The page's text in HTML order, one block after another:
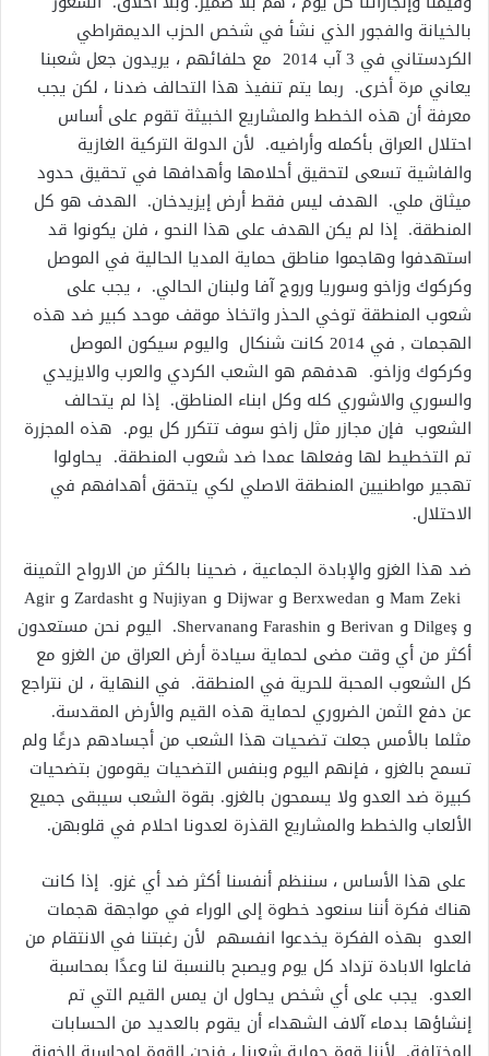
بالخيانة والفجور الذي نشأ في شخص الحزب الديمقراطي
الكردستاني في 3 آب 2014 مع حلفائهم ، يريدون جعل شعبنا
يعاني مرة أخرى. ربما يتم تنفيذ هذا التحالف ضدنا ، لكن يجب
معرفة أن هذه الخطط والمشاريع الخبيثة تقوم على أساس
احتلال العراق بأكمله وأراضيه. لأن الدولة التركية الغازية
والفاشية تسعى لتحقيق أحلامها وأهدافها في تحقيق حدود
ميثاق ملي. الهدف ليس فقط أرض إيزيدخان. الهدف هو كل
المنطقة. إذا لم يكن الهدف على هذا النحو ، فلن يكونوا قد
استهدفوا وهاجموا مناطق حماية المديا الحالية في الموصل
وكركوك وزاخو وسوريا وروج آفا ولبنان الحالي. ، يجب على
شعوب المنطقة توخي الحذر واتخاذ موقف موحد كبير ضد هذه
الهجمات , في 2014 كانت شنكال واليوم سيكون الموصل
وكركوك وزاخو. هدفهم هو الشعب الكردي والعرب والايزيدي
والسوري والاشوري كله وكل ابناء المناطق. إذا لم يتحالف
الشعوب فإن مجازر مثل زاخو سوف تتكرر كل يوم. هذه المجزرة
تم التخطيط لها وفعلها عمدا ضد شعوب المنطقة. يحاولوا
تهجير مواطنيين المنطقة الاصلي لكي يتحقق أهدافهم في
الاحتلال.
ضد هذا الغزو والإبادة الجماعية ، ضحينا بالكثر من الارواح الثمينة
Mam Zeki و Berxwedan و Dijwar و Nujiyan و Zardasht و Agir
و Dilgeş و Berivan و Farashin وShervanan. اليوم نحن مستعدون
أكثر من أي وقت مضى لحماية سيادة أرض العراق من الغزو مع
كل الشعوب المحبة للحرية في المنطقة. في النهاية ، لن نتراجع
عن دفع الثمن الضروري لحماية هذه القيم والأرض المقدسة.
مثلما بالأمس جعلت تضحيات هذا الشعب من أجسادهم درعًا ولم
تسمح بالغزو ، فإنهم اليوم وبنفس التضحيات يقومون بتضحيات
كبيرة ضد العدو ولا يسمحون بالغزو. بقوة الشعب سيبقى جميع
الألعاب والخطط والمشاريع القذرة لعدونا احلام في قلوبهن.
على هذا الأساس ، سننظم أنفسنا أكثر ضد أي غزو. إذا كانت
هناك فكرة أننا سنعود خطوة إلى الوراء في مواجهة هجمات
العدو بهذه الفكرة يخدعوا انفسهم لأن رغبتنا في الانتقام من
فاعلوا الابادة تزداد كل يوم ويصبح بالنسبة لنا وعدًا بمحاسبة
العدو. يجب على أي شخص يحاول ان يمس القيم التي تم
إنشاؤها بدماء آلاف الشهداء أن يقوم بالعديد من الحسابات